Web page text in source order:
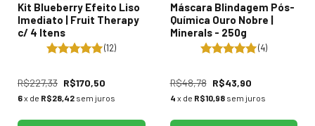
Kit Blueberry Efeito Liso
Imediato | Fruit Therapy
c/ 4 Itens
(12)
R$227,33 R$170,50
6x de R$28,42 sem juros
Máscara Blindagem Pós-
Química Ouro Nobre |
Minerals - 250g
(4)
R$48,78 R$43,90
4 x de R$10,98 sem juros